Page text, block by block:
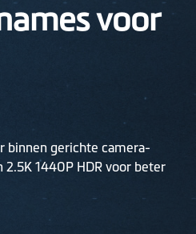
voor
binnen gerichte camera-
1440P HDR voor beter